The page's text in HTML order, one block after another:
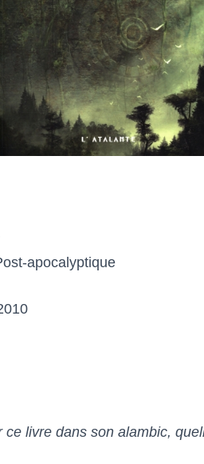
apocalyptique
livre dans son alambic,